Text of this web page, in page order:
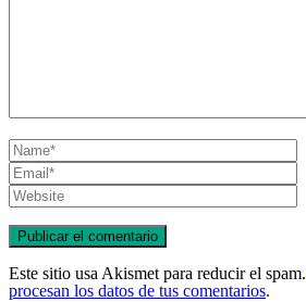
Este sitio usa Akismet para reducir el spam.
procesan los datos de tus comentarios.